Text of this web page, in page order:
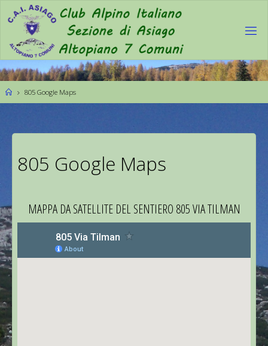
805 Google Maps
805 Google Maps
MAPPA DA SATELLITE DEL SENTIERO 805 VIA TILMAN